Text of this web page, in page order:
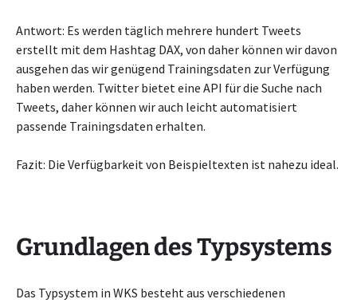
Antwort: Es werden täglich mehrere hundert Tweets
erstellt mit dem Hashtag DAX, von daher können wir davon
ausgehen das wir genügend Trainingsdaten zur Verfügung
haben werden. Twitter bietet eine API für die Suche nach
Tweets, daher können wir auch leicht automatisiert
passende Trainingsdaten erhalten.
Fazit: Die Verfügbarkeit von Beispieltexten ist nahezu ideal.
Grundlagen des Typsystems
Das Typsystem in WKS besteht aus verschiedenen